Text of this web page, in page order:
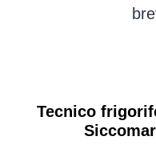
Tecnico